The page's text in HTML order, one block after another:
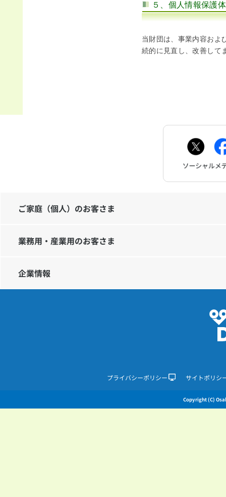
５、個人情報保護
当財団は、事業内容およ
続的に見直し、改善して
ご家庭（個人）のお客さま
業務用・産業用のお客さま
企業情報
プライバシーポリシー サイトポリシ
Copyright (C)